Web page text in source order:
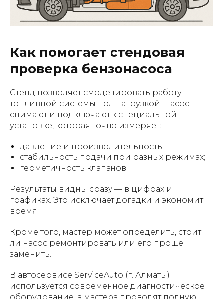
Как помогает стендовая
проверка бензонасоса
Стенд позволяет смоделировать работу
топливной системы под нагрузкой. Насос
снимают и подключают к специальной
установке, которая точно измеряет:
давление и производительность;
стабильность подачи при разных режимах;
герметичность клапанов.
Результаты видны сразу — в цифрах и
графиках. Это исключает догадки и экономит
время.
Кроме того, мастер может определить, стоит
ли насос ремонтировать или его проще
заменить.
В автосервисе ServiceAuto (г. Алматы)
используется современное диагностическое
оборудование, а мастера проводят полную